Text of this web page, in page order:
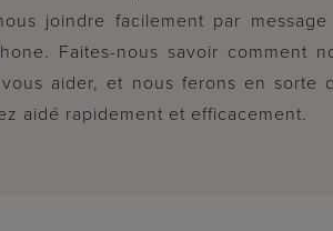
joindre facilement par message
Faites-nous savoir comment
aider, et nous ferons en sorte
aidé rapidement et efficacement.